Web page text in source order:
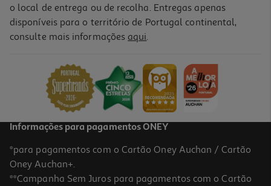
Livro Preparação Para O Exame Final Nacional 2026 Portug 12
PVP de editor
26,91 €
o local de entrega ou de recolha. Entregas apenas
disponíveis para o território de Portugal continental,
consulte mais informações aqui.
Informações para pagamentos ONEY
*para pagamentos com o Cartão Oney Auchan / Cartão
Oney Auchan+.
**Campanha Sem Juros para pagamentos com o Cartão